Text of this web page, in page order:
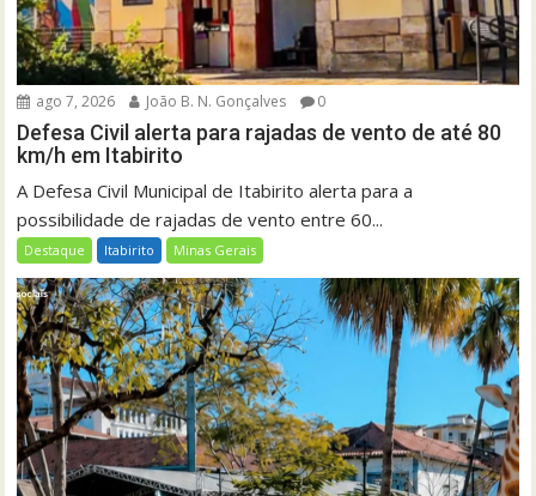
ago 7, 2026 João B. N. Gonçalves 0
Defesa Civil alerta para rajadas de vento de até 80
km/h em Itabirito
A Defesa Civil Municipal de Itabirito alerta para a
possibilidade de rajadas de vento entre 60...
Destaque Itabirito Minas Gerais